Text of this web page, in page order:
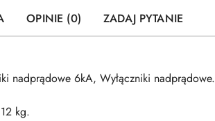
OPINIE (0) ZADAJ PYTANIE
nadprądowe 6kA, Wyłączniki nadprądowe.
kg.